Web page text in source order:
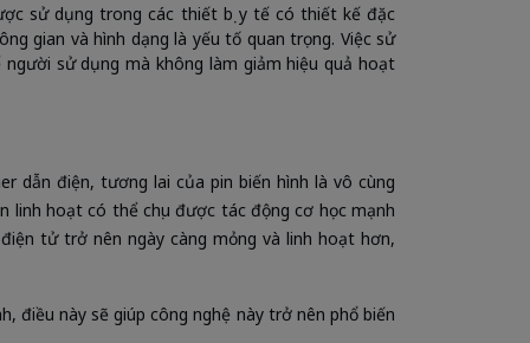
sử dụng trong các thiết bị y tế có thiết kế đặc
gian và hình dạng là yếu tố quan trọng. Việc sử
sử dụng mà không làm giảm hiệu quả hoạt
dẫn điện, tương lai của pin biến hình là vô cùng
linh hoạt có thể chịu được tác động cơ học mạnh
tử trở nên ngày càng mỏng và linh hoạt hơn,
điều này sẽ giúp công nghệ này trở nên phổ biến